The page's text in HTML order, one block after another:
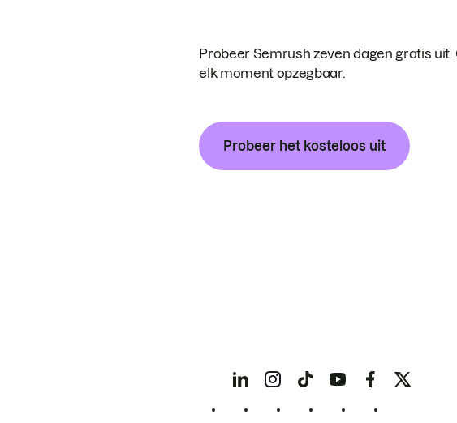
Probeer Semrush zeven dagen gratis uit.
elk moment opzegbaar.
Probeer het kosteloos uit